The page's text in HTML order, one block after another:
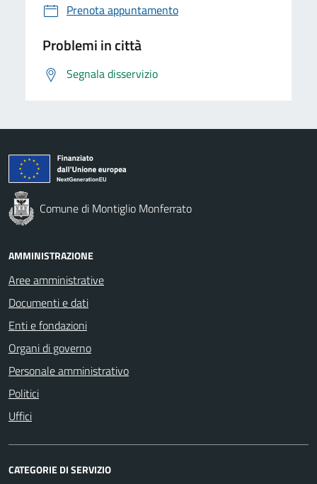
Prenota appuntamento
Problemi in città
Segnala disservizio
Comune di Montiglio Monferrato
AMMINISTRAZIONE
Aree amministrative
Documenti e dati
Enti e fondazioni
Organi di governo
Personale amministrativo
Politici
Uffici
CATEGORIE DI SERVIZIO